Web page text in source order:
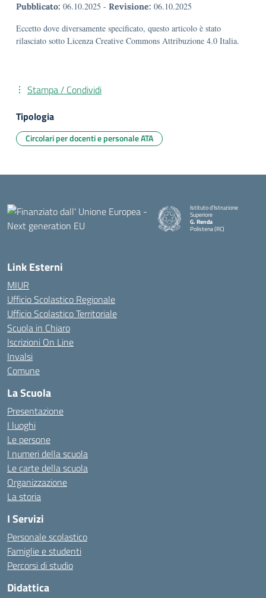
Pubblicato: 06.10.2025 - Revisione: 06.10.2025
Eccetto dove diversamente specificato, questo articolo è stato
rilasciato sotto Licenza Creative Commons Attribuzione 4.0 Italia.
Stampa / Condividi
Tipologia
Circolari per docenti e personale ATA
Istituto d'Istruzione
Superiore
G. Renda
Polistena (RC)
Link Esterni
MIUR
Ufficio Scolastico Regionale
Ufficio Scolastico Territoriale
Scuola in Chiaro
Iscrizioni On Line
Invalsi
Comune
La Scuola
Presentazione
I luoghi
Le persone
I numeri della scuola
Le carte della scuola
Organizzazione
La storia
I Servizi
Personale scolastico
Famiglie e studenti
Percorsi di studio
Didattica